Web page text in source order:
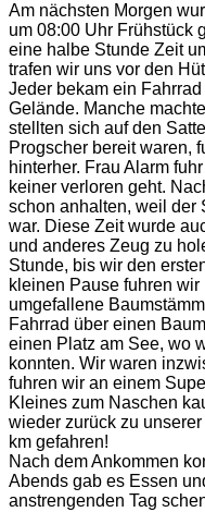
Am nächsten Morgen
um 08:00 Uhr Frühstück
eine halbe Stunde Zeit
trafen wir uns vor den
Jeder bekam ein
Gelände. Manche
stellten sich auf den
Progscher bereit waren,
hinterher. Frau Alarm
keiner verloren geht.
schon anhalten, weil der
war. Diese Zeit wurde
und anderes Zeug zu
Stunde, bis wir den
kleinen Pause fuhren
umgefallene
Fahrrad über einen
einen Platz am See, wo
konnten. Wir waren
fuhren wir an einem
Kleines zum Naschen
wieder zurück zu
km gefahren!
Nach dem Ankommen
Abends gab es Essen
anstrengenden Tag